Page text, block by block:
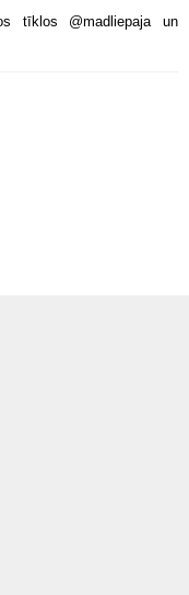
tīklos @madliepaja un